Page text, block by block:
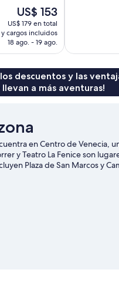
El
precio
actual
es
de
US$ 153
US$ 179 en total
cargos incluidos
18 ago. - 19 ago.
descuentos y las
a más aventuras!
en Centro de Venecia,
y Teatro La Fenice son
Plaza de San Marcos y
y Palacio Ducal. ¿Quieres